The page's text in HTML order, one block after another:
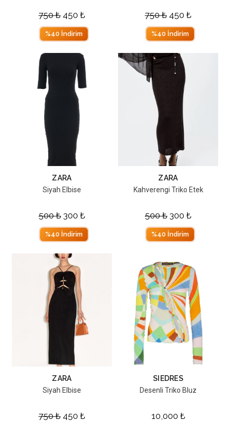
750₺ 450 ₺
%40 İndirim
750₺ 450 ₺
%40 İndirim
ZARA
Siyah Elbise
500₺ 300 ₺
%40 İndirim
ZARA
Kahverengi Triko Etek
500₺ 300 ₺
%40 İndirim
ZARA
Siyah Elbise
750₺ 450 ₺
SIEDRES
Desenli Triko Bluz
10,000 ₺